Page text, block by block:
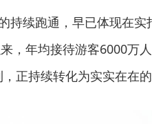
持续跑通，早已体现在实
，年均接待游客6000万
正持续转化为实实在在的